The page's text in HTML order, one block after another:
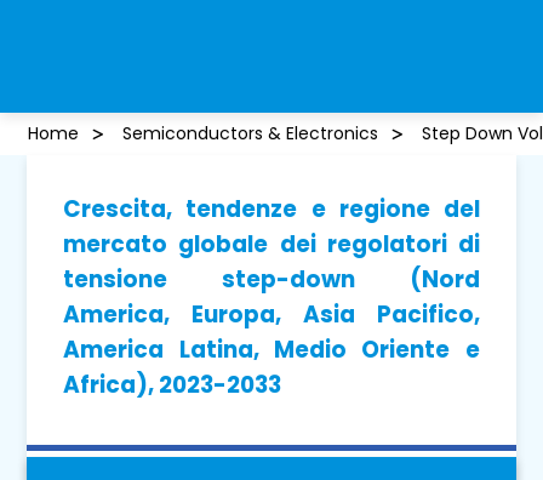
Home Semiconductors & Electronics Step Down
Crescita, tendenze e regione del
mercato globale dei regolatori di
tensione step-down (Nord
America, Europa, Asia Pacifico,
America Latina, Medio Oriente e
Africa), 2023-2033